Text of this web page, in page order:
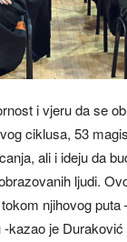
i vjeru da se
ciklusa, 53
ali i ideju da
ljudi.
njihovog
kazao je